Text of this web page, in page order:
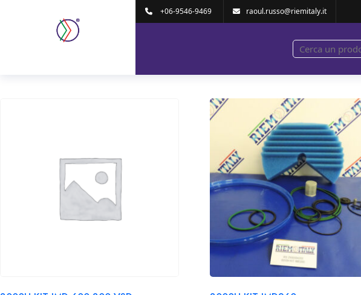
+06-9546-9469 raoul.russo@riemitaly.it
/ MAINTENANCE KIT 8000H
MAINTENANCE KIT 8000H